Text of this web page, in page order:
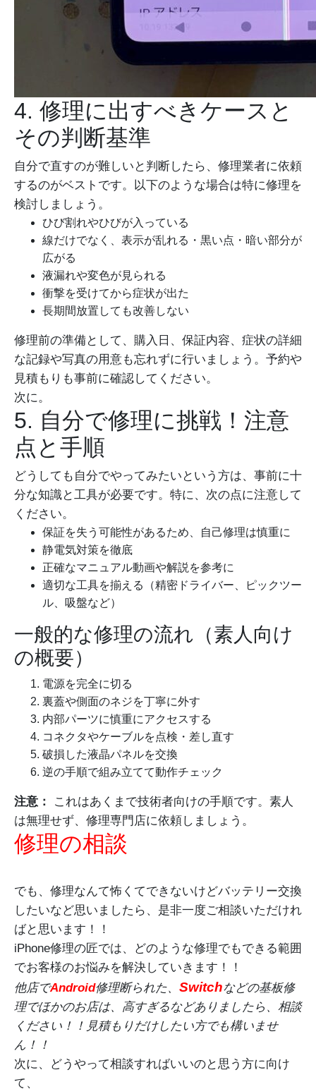
4. 修理に出すべきケースと
その判断基準
自分で直すのが難しいと判断したら、修理業者に依頼
するのがベストです。以下のような場合は特に修理を
検討しましょう。
ひび割れやひびが入っている
線だけでなく、表示が乱れる・黒い点・暗い部分が
広がる
液漏れや変色が見られる
衝撃を受けてから症状が出た
長期間放置しても改善しない
修理前の準備として、購入日、保証内容、症状の詳細
な記録や写真の用意も忘れずに行いましょう。予約や
見積もりも事前に確認してください。
次に。
5. 自分で修理に挑戦！注意
点と手順
どうしても自分でやってみたいという方は、事前に十
分な知識と工具が必要です。特に、次の点に注意して
ください。
保証を失う可能性があるため、自己修理は慎重に
静電気対策を徹底
正確なマニュアル動画や解説を参考に
適切な工具を揃える（精密ドライバー、ピックツー
ル、吸盤など）
一般的な修理の流れ（素人向け
の概要）
電源を完全に切る
裏蓋や側面のネジを丁寧に外す
内部パーツに慎重にアクセスする
コネクタやケーブルを点検・差し直す
破損した液晶パネルを交換
逆の手順で組み立てて動作チェック
注意：
これはあくまで技術者向けの手順です。素人
は無理せず、修理専門店に依頼しましょう。
修理の相談
でも、修理なんて怖くてできないけどバッテリー交換
したいなど思いましたら、是非一度ご相談いただけれ
ばと思います！！
iPhone修理の匠では、どのような修理でもできる範囲
でお客様のお悩みを解決していきます！！
他店でAndroid修理断られた、 Switchなどの基板修
理でほかのお店は、高すぎるなどありましたら、相談
ください！！見積もりだけしたい方でも構いませ
ん！！
次に、どうやって相談すればいいのと思う方に向け
て、